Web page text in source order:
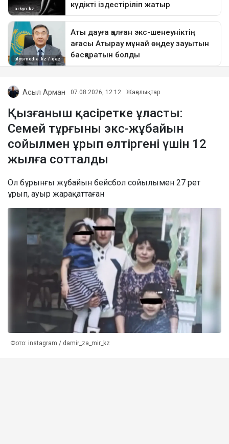
Асыл Арман 07.08.2026, 12:12 Жаңалықтар
Қызғаныш қасіретке ұласты:
Семей тұрғыны экс-жұбайын
сойылмен ұрып өлтіргені үшін 12
жылға сотталды
Ол бұрынғы жұбайын бейсбол сойылымен 27 рет
ұрып, ауыр жарақаттаған
Фото: instagram / damir_za_mir_kz